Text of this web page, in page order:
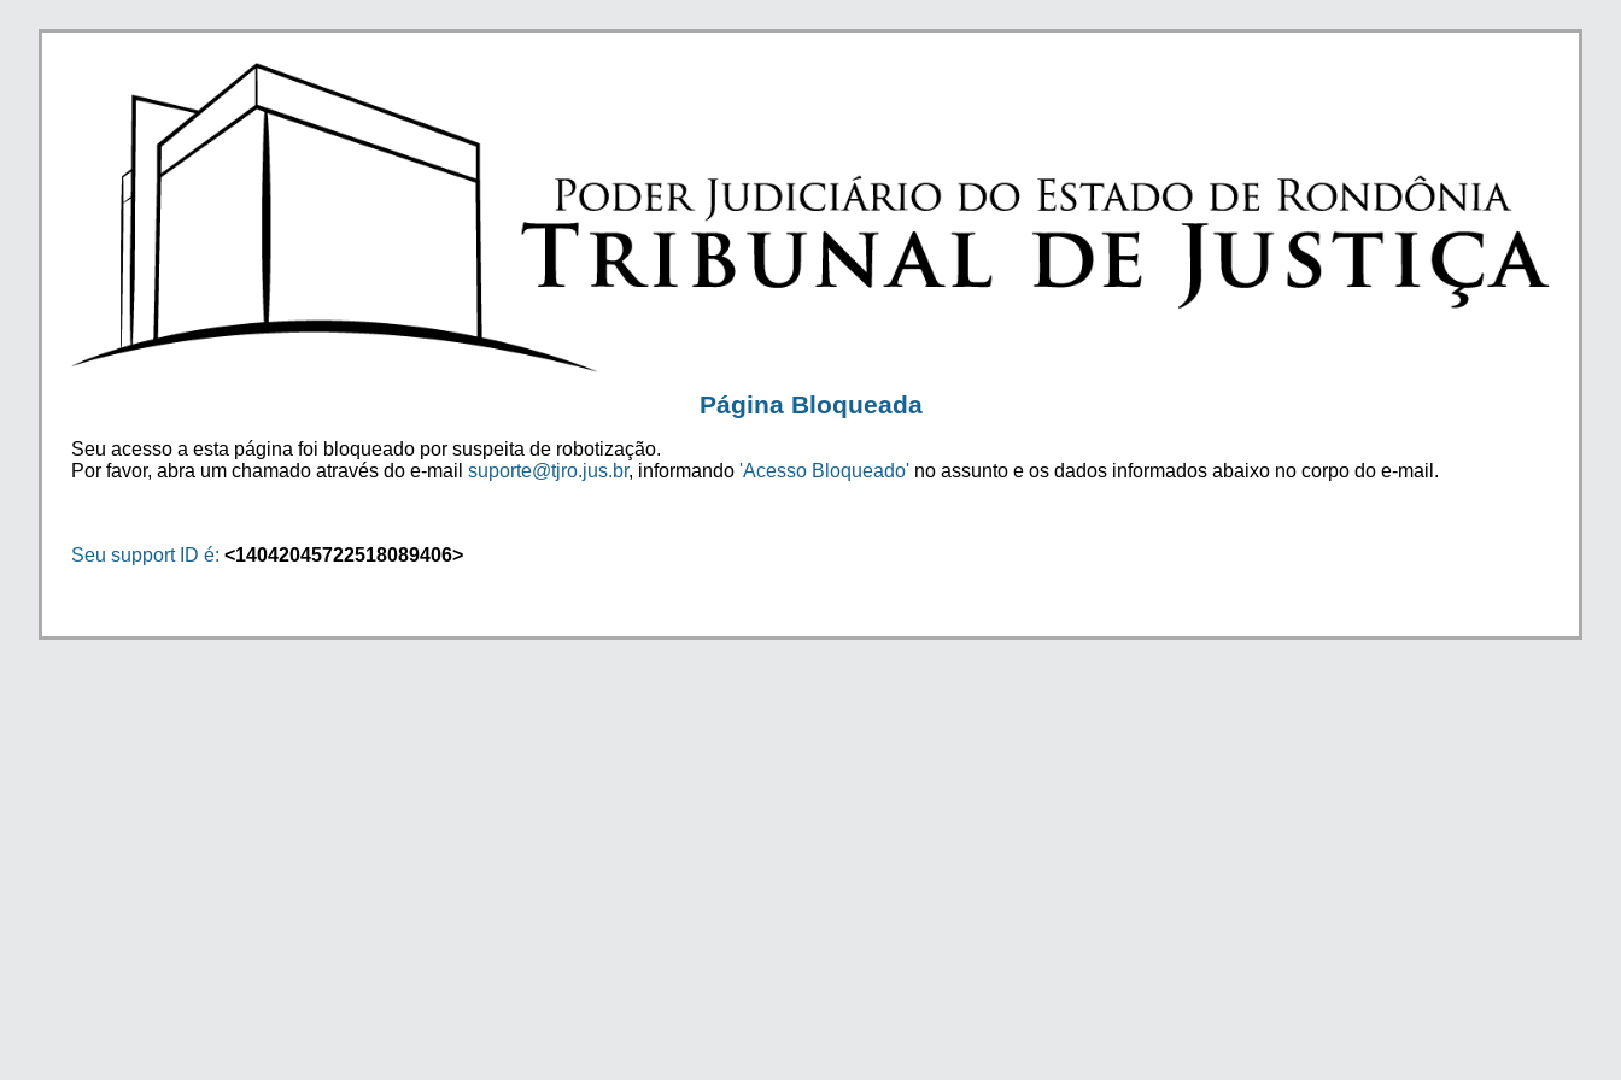
Página Bloqueada
Seu acesso a esta página foi bloqueado por suspeita de robotização.
Por favor, abra um chamado através do e-mail suporte@tjro.jus.br, informando 'Acesso Bloqueado' no assunto e os dados informados abaixo no corpo do e-mail.
Seu support ID é: <14042045722518089406>